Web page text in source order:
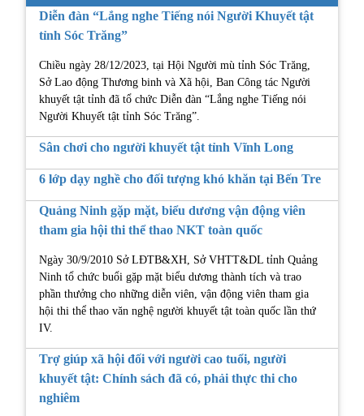
Diễn đàn “Lắng nghe Tiếng nói Người Khuyết tật
tỉnh Sóc Trăng”
Chiều ngày 28/12/2023, tại Hội Người mù tỉnh Sóc Trăng,
Sở Lao động Thương binh và Xã hội, Ban Công tác Người
khuyết tật tỉnh đã tổ chức Diễn đàn “Lắng nghe Tiếng nói
Người Khuyết tật tỉnh Sóc Trăng”.
Sân chơi cho người khuyết tật tỉnh Vĩnh Long
6 lớp dạy nghề cho đối tượng khó khăn tại Bến Tre
Quảng Ninh gặp mặt, biểu dương vận động viên
tham gia hội thi thể thao NKT toàn quốc
Ngày 30/9/2010 Sở LĐTB&XH, Sở VHTT&DL tỉnh Quảng
Ninh tổ chức buổi gặp mặt biểu dương thành tích và trao
phần thưởng cho những diễn viên, vận động viên tham gia
hội thi thể thao văn nghệ người khuyết tật toàn quốc lần thứ
IV.
Trợ giúp xã hội đối với người cao tuổi, người
khuyết tật: Chính sách đã có, phải thực thi cho
nghiêm